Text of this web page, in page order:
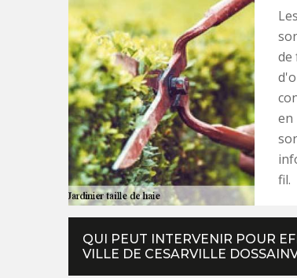
de
en
fil.
QUI PEUT INTERVENIR POUR
VILLE DE CESARVILLE